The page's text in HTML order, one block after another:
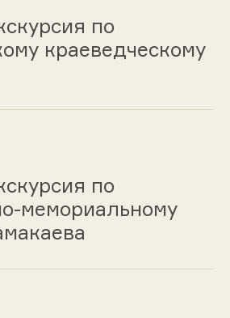
по
краеведческому
по
мемориальному